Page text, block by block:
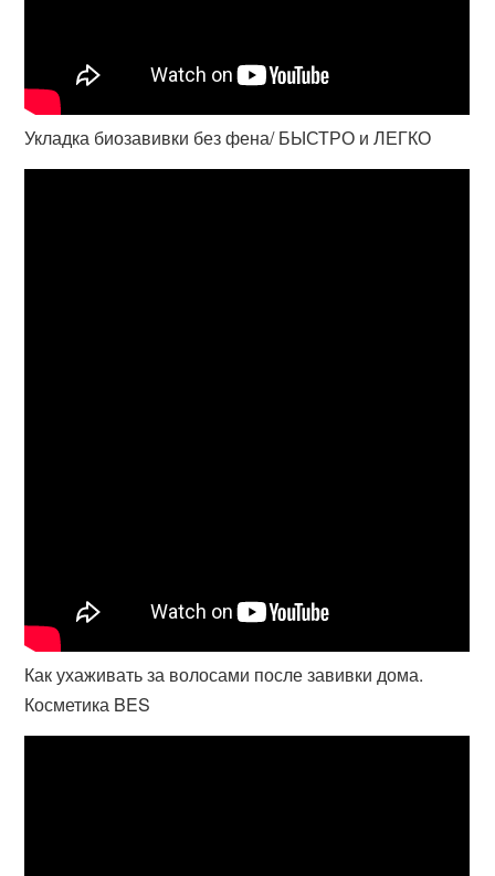
Укладка биозавивки без фена/ БЫСТРО и ЛЕГКО
Как ухаживать за волосами после завивки дома.
Косметика BES